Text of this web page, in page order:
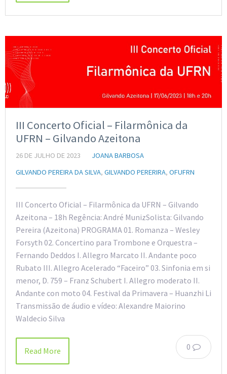
III Concerto Oficial – Filarmônica da
UFRN – Gilvando Azeitona
26 DE JULHO DE 2023
JOANA BARBOSA
GILVANDO PEREIRA DA SILVA, GILVANDO PERERIRA, OFUFRN
III Concerto Oficial – Filarmônica da UFRN – Gilvando
Azeitona – 18h Regência: André MunizSolista: Gilvando
Pereira (Azeitona) PROGRAMA 01. Romanza – Wesley
Forsyth 02. Concertino para Trombone e Orquestra –
Fernando Deddos I. Allegro Marcato II. Andante poco
Rubato III. Allegro Acelerado “Faceiro” 03. Sinfonia em si
menor, D. 759 – Franz Schubert I. Allegro moderato II.
Andante con moto 04. Festival da Primavera – Huanzhi Li
Transmissão de áudio e vídeo: Alexandre Maiorino
Waldecio Silva
0
Read More